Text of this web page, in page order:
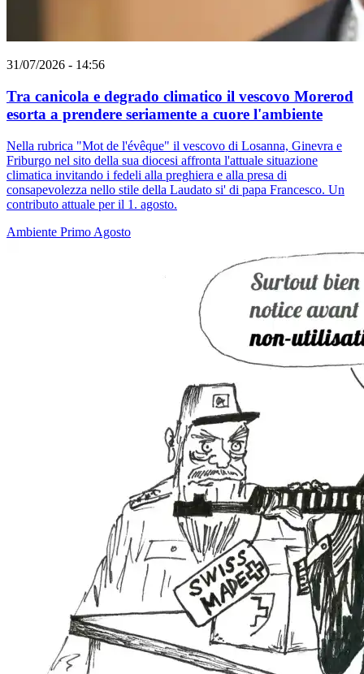
31/07/2026 - 14:56
Tra canicola e degrado climatico il vescovo Morerod
esorta a prendere seriamente a cuore l'ambiente
Nella rubrica "Mot de l'évêque" il vescovo di Losanna, Ginevra e
Friburgo nel sito della sua diocesi affronta l'attuale situazione
climatica invitando i fedeli alla preghiera e alla presa di
consapevolezza nello stile della Laudato si' di papa Francesco. Un
contributo attuale per il 1. agosto.
Ambiente Primo Agosto